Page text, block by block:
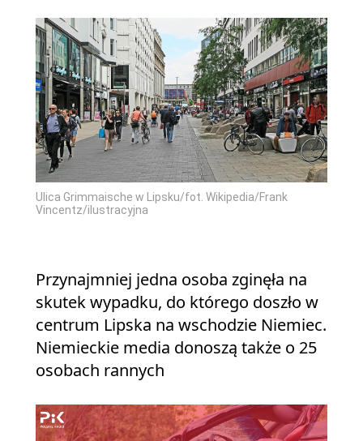
Ulica Grimmaische w Lipsku/fot. Wikipedia/Frank
Vincentz/ilustracyjna
Przynajmniej jedna osoba zginęła na
skutek wypadku, do którego doszło w
centrum Lipska na wschodzie Niemiec.
Niemieckie media donoszą także o 25
osobach rannych